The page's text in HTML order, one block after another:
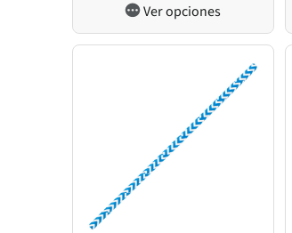
Ver opciones